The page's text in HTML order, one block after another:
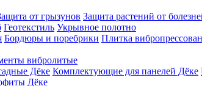
от грызунов Защита растений от
Геотекстиль Укрывное полотно
Бордюры и поребрики Плитка
вибролитые
Дёке Комплектующие для панелей Дёке
Дёке